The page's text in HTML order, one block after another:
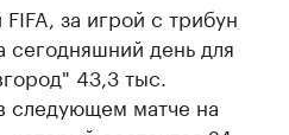
за игрой с трибун
день для
43,3 тыс.
следующем матче на